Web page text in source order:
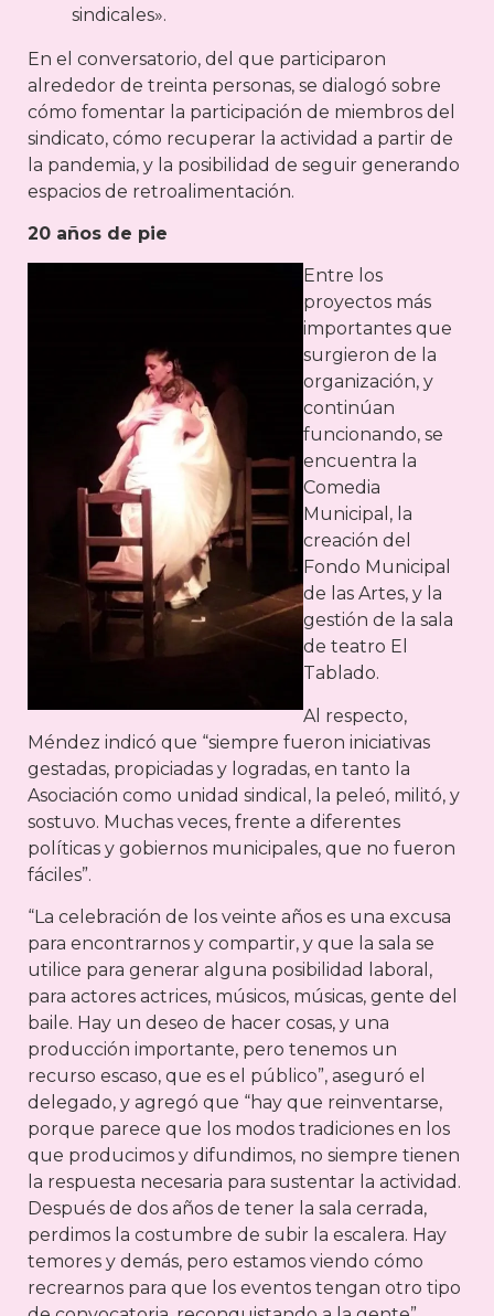
sindicales».
En el conversatorio, del que participaron
alrededor de treinta personas, se dialogó sobre
cómo fomentar la participación de miembros del
sindicato, cómo recuperar la actividad a partir de
la pandemia, y la posibilidad de seguir generando
espacios de retroalimentación.
20 años de pie
Entre los
proyectos más
importantes que
surgieron de la
organización, y
continúan
funcionando, se
encuentra la
Comedia
Municipal, la
creación del
Fondo Municipal
de las Artes, y la
gestión de la sala
de teatro El
Tablado.
Al respecto,
Méndez indicó que “siempre fueron iniciativas
gestadas, propiciadas y logradas, en tanto la
Asociación como unidad sindical, la peleó, militó, y
sostuvo. Muchas veces, frente a diferentes
políticas y gobiernos municipales, que no fueron
fáciles”.
“La celebración de los veinte años es una excusa
para encontrarnos y compartir, y que la sala se
utilice para generar alguna posibilidad laboral,
para actores actrices, músicos, músicas, gente del
baile. Hay un deseo de hacer cosas, y una
producción importante, pero tenemos un
recurso escaso, que es el público”, aseguró el
delegado, y agregó que “hay que reinventarse,
porque parece que los modos tradiciones en los
que producimos y difundimos, no siempre tienen
la respuesta necesaria para sustentar la actividad.
Después de dos años de tener la sala cerrada,
perdimos la costumbre de subir la escalera. Hay
temores y demás, pero estamos viendo cómo
recrearnos para que los eventos tengan otro tipo